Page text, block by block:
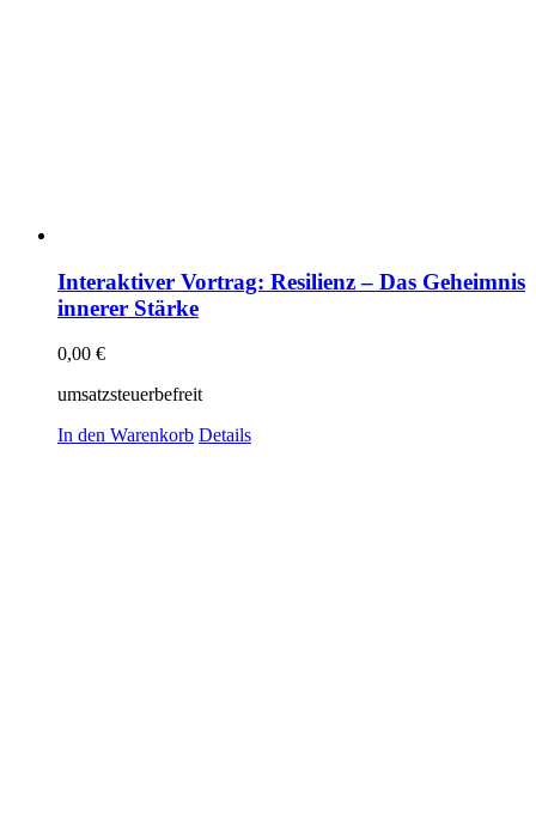
Interaktiver Vortrag: Resilienz – Das Geheimnis
innerer Stärke
0,00 €
umsatzsteuerbefreit
In den Warenkorb Details